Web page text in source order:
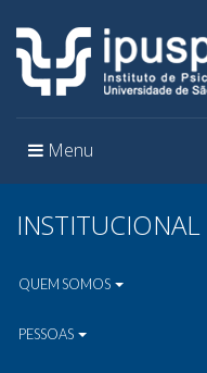
Toggle
Menu
INSTITUCIONAL
QUEM SOMOS
PESSOAS